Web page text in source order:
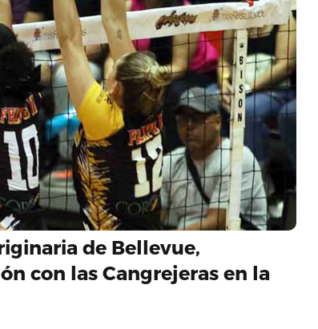
de Bellevue,
con las Cangrejeras en la